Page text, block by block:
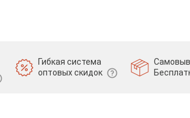
Гибкая система
оптовых скидок